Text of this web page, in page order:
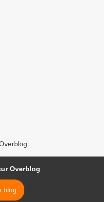
Overblog
blog